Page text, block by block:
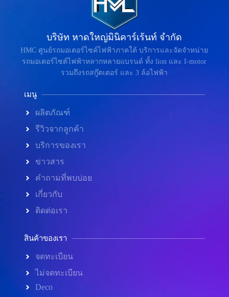
บริษัท หาดใหญ่มินิคาร์เร้นท์ จำกัด
HMC ศูนย์รถมอเตอร์ไซค์ไฟฟ้าภาคใต้ บริการและจัดจำหน่าย
รถมอเตอร์ไซต์ไฟฟ้าหลากหลายแบรนด์ ทั้ง lion และ I-motor
รวมถึงรถสกู๊ตเตอร์ และ 3 ล้อไฟฟ้า
เมนู
ผลิตภัณฑ์
รีวิวจากลูกค้า
บริการของเรา
ข่าวสาร
คำถามที่พบบ่อย
เกี่ยวกับ
ติดต่อเรา
สินค้าของเรา
จดทะเบียน
ไม่จดทะเบียน
Deco